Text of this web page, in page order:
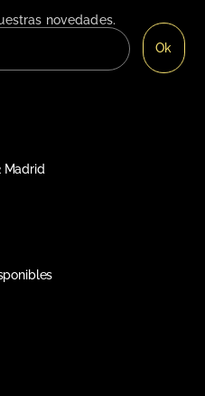
Madrid
novedades.